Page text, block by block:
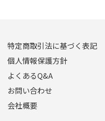
特定商取引法に基づく表記
個人情報保護方針
よくあるQ&A
お問い合わせ
会社概要